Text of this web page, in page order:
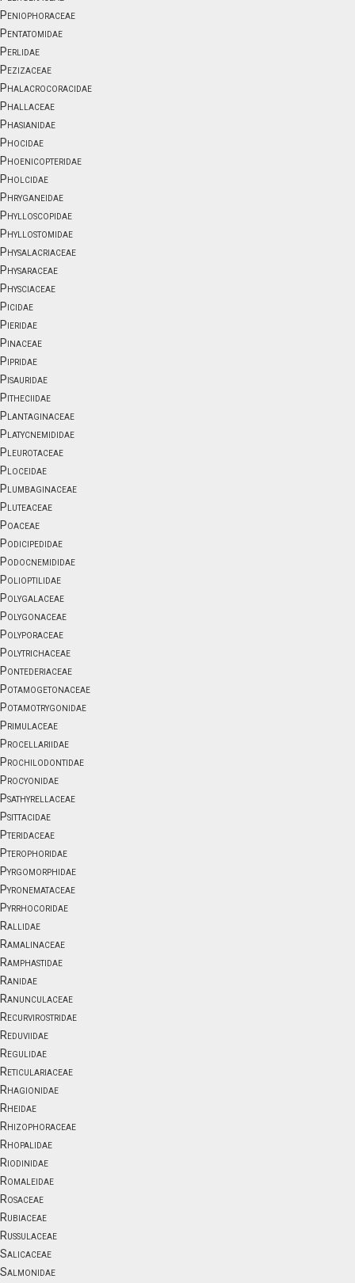
Peniophoraceae
Pentatomidae
Perlidae
Pezizaceae
Phalacrocoracidae
Phallaceae
Phasianidae
Phocidae
Phoenicopteridae
Pholcidae
Phryganeidae
Phylloscopidae
Phyllostomidae
Physalacriaceae
Physaraceae
Physciaceae
Picidae
Pieridae
Pinaceae
Pipridae
Pisauridae
Pitheciidae
Plantaginaceae
Platycnemididae
Pleurotaceae
Ploceidae
Plumbaginaceae
Pluteaceae
Poaceae
Podicipedidae
Podocnemididae
Polioptilidae
Polygalaceae
Polygonaceae
Polyporaceae
Polytrichaceae
Pontederiaceae
Potamogetonaceae
Potamotrygonidae
Primulaceae
Procellariidae
Prochilodontidae
Procyonidae
Psathyrellaceae
Psittacidae
Pteridaceae
Pterophoridae
Pyrgomorphidae
Pyronemataceae
Pyrrhocoridae
Rallidae
Ramalinaceae
Ramphastidae
Ranidae
Ranunculaceae
Recurvirostridae
Reduviidae
Regulidae
Reticulariaceae
Rhagionidae
Rheidae
Rhizophoraceae
Rhopalidae
Riodinidae
Romaleidae
Rosaceae
Rubiaceae
Russulaceae
Salicaceae
Salmonidae